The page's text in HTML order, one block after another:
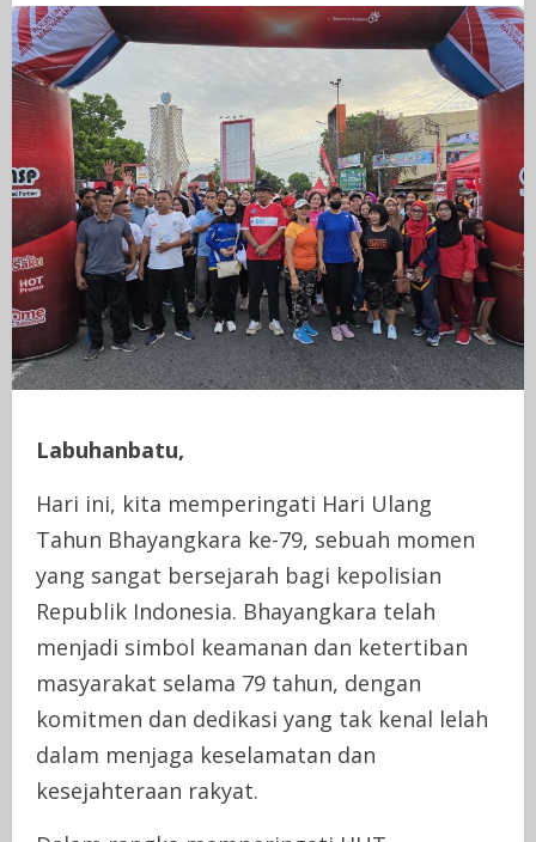
Labuhanbatu,
Hari ini, kita memperingati Hari Ulang
Tahun Bhayangkara ke-79, sebuah momen
yang sangat bersejarah bagi kepolisian
Republik Indonesia. Bhayangkara telah
menjadi simbol keamanan dan ketertiban
masyarakat selama 79 tahun, dengan
komitmen dan dedikasi yang tak kenal lelah
dalam menjaga keselamatan dan
kesejahteraan rakyat.